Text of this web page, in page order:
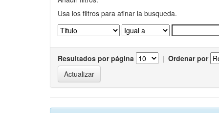
Usa los filtros para afinar la busqueda.
Resultados por página | Ordenar por